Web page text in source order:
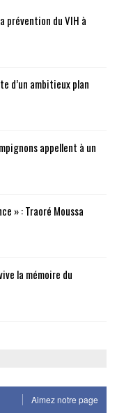
prévention du VIH à
d’un ambitieux plan
appellent à un
» : Traoré Moussa
la mémoire du
Aimez notre page